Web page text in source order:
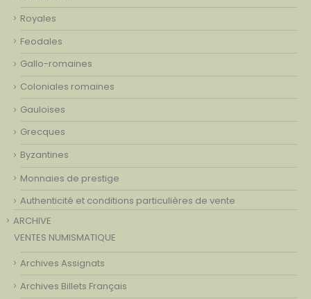
Royales
Feodales
Gallo-romaines
Coloniales romaines
Gauloises
Grecques
Byzantines
Monnaies de prestige
Authenticité et conditions particulières de vente
ARCHIVE
VENTES NUMISMATIQUE
Archives Assignats
Archives Billets Français